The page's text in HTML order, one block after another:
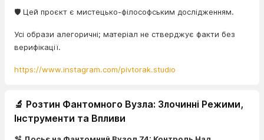
🛡️ Цей проєкт є мистецько-філософським дослідженням.
Усі образи алегоричні; матеріал не стверджує факти без
верифікації.
https://www.instagram.com/pivtorak.studio
🔬 Розтин Фантомного Вузла: Злочинні Режими,
Інструменти та Впливи